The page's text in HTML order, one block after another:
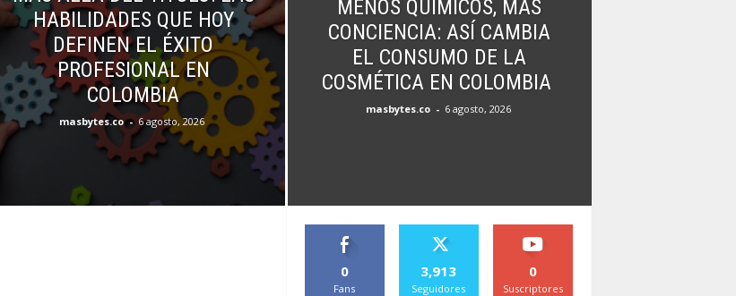
HABILIDADES QUE HOY
DEFINEN EL ÉXITO
PROFESIONAL EN
COLOMBIA
masbytes.co - 6 agosto, 2026
MENOS QUÍMICOS, MÁS
CONCIENCIA: ASÍ CAMBIA
EL CONSUMO DE LA
COSMÉTICA EN COLOMBIA
masbytes.co - 6 agosto, 2026
0
Fans
3,913
Seguidores
0
Suscriptores